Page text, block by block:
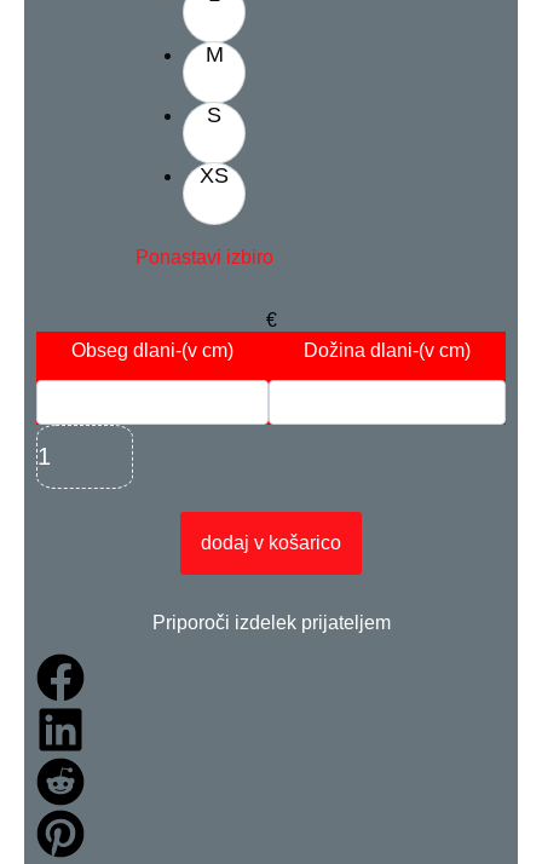
M
S
XS
Ponastavi izbiro
€
Obseg dlani-(v cm) Dožina dlani-(v cm)
dodaj v košarico
Priporoči izdelek prijateljem